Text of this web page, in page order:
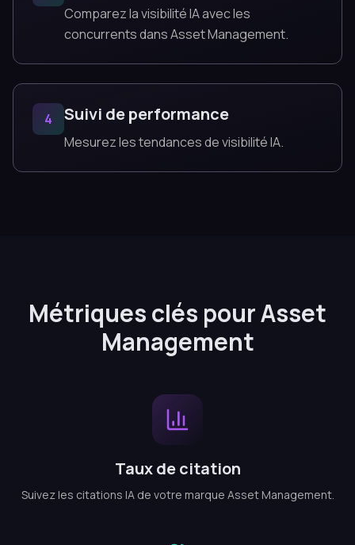
Comparez la visibilité IA avec les
concurrents dans Asset Management.
4 Suivi de performance
Mesurez les tendances de visibilité IA.
Métriques clés pour Asset
Management
Taux de citation
Suivez les citations IA de votre marque Asset Management.